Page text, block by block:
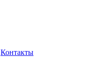
Контакты